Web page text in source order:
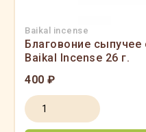
Baikal incense
Благовоние сыпучее
Baikal Incense 26 г.
400 ₽